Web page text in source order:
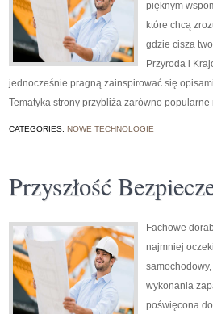
pięknym
które chcą
gdzie cisza
Przyroda i
jednocześnie pragną zainspirować się
Tematyka strony przybliża zarówno
CATEGORIES: NOWE TECHNOLOGIE
Przyszłość
Fachowe
najmniej
wykonania
poświęcona